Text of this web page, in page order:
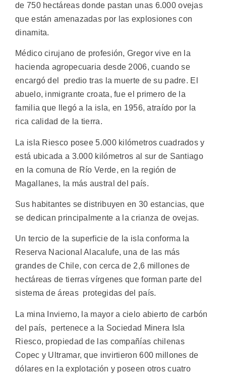
de 750 hectáreas donde pastan unas 6.000 ovejas
que están amenazadas por las explosiones con
dinamita.
Médico cirujano de profesión, Gregor vive en la
hacienda agropecuaria desde 2006, cuando se
encargó del predio tras la muerte de su padre. El
abuelo, inmigrante croata, fue el primero de la
familia que llegó a la isla, en 1956, atraído por la
rica calidad de la tierra.
La isla Riesco posee 5.000 kilómetros cuadrados y
está ubicada a 3.000 kilómetros al sur de Santiago
en la comuna de Río Verde, en la región de
Magallanes, la más austral del país.
Sus habitantes se distribuyen en 30 estancias, que
se dedican principalmente a la crianza de ovejas.
Un tercio de la superficie de la isla conforma la
Reserva Nacional Alacalufe, una de las más
grandes de Chile, con cerca de 2,6 millones de
hectáreas de tierras vírgenes que forman parte del
sistema de áreas protegidas del país.
La mina Invierno, la mayor a cielo abierto de carbón
del país, pertenece a la Sociedad Minera Isla
Riesco, propiedad de las compañías chilenas
Copec y Ultramar, que invirtieron 600 millones de
dólares en la explotación y poseen otros cuatro